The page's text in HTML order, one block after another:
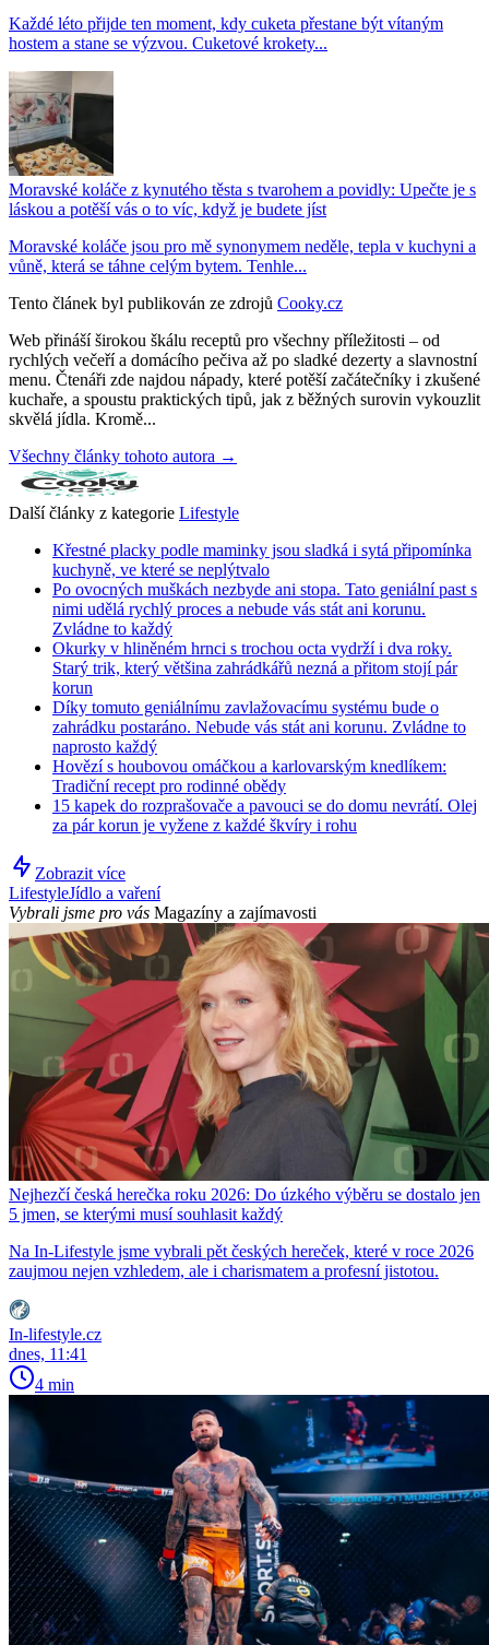
Každé léto přijde ten moment, kdy cuketa přestane být vítaným
hostem a stane se výzvou. Cuketové krokety...
Moravské koláče z kynutého těsta s tvarohem a povidly: Upečte je s
láskou a potěší vás o to víc, když je budete jíst
Moravské koláče jsou pro mě synonymem neděle, tepla v kuchyni a
vůně, která se táhne celým bytem. Tenhle...
Tento článek byl publikován ze zdrojů Cooky.cz
Web přináší širokou škálu receptů pro všechny příležitosti – od
rychlých večeří a domácího pečiva až po sladké dezerty a slavnostní
menu. Čtenáři zde najdou nápady, které potěší začátečníky i zkušené
kuchaře, a spoustu praktických tipů, jak z běžných surovin vykouzlit
skvělá jídla. Kromě...
Všechny články tohoto autora →
Další články z kategorie Lifestyle
Křestné placky podle maminky jsou sladká i sytá připomínka
kuchyně, ve které se neplýtvalo
Po ovocných muškách nezbyde ani stopa. Tato geniální past s
nimi udělá rychlý proces a nebude vás stát ani korunu.
Zvládne to každý
Okurky v hliněném hrnci s trochou octa vydrží i dva roky.
Starý trik, který většina zahrádkářů nezná a přitom stojí pár
korun
Díky tomuto geniálnímu zavlažovacímu systému bude o
zahrádku postaráno. Nebude vás stát ani korunu. Zvládne to
naprosto každý
Hovězí s houbovou omáčkou a karlovarským knedlíkem:
Tradiční recept pro rodinné obědy
15 kapek do rozprašovače a pavouci se do domu nevrátí. Olej
za pár korun je vyžene z každé škvíry i rohu
Zobrazit více
LifestyleJídlo a vaření
Vybrali jsme pro vás Magazíny a zajímavosti
Nejhezčí česká herečka roku 2026: Do úzkého výběru se dostalo jen
5 jmen, se kterými musí souhlasit každý
Na In-Lifestyle jsme vybrali pět českých hereček, které v roce 2026
zaujmou nejen vzhledem, ale i charismatem a profesní jistotou.
In-lifestyle.cz
dnes, 11:41
4 min